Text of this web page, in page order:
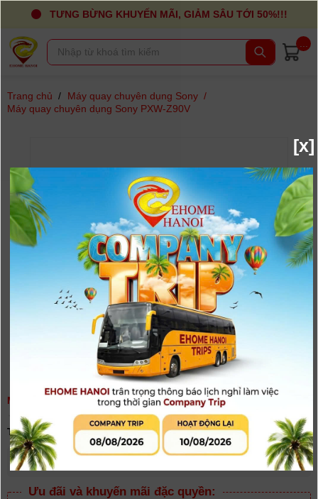
TƯNG BỪNG KHUYẾN MÃI, GIẢM SÂU TỚI 50%!!!
Trang chủ / Máy quay chuyên dụng Sony /
Máy quay chuyên dụng Sony PXW-Z90V
MÁY QUAY CHUYÊN DỤNG SONY PXW-Z90V
(0người đánh giá)
Tình trạng:
Có hàng
Giá khuyến mại: 77.000.000đ
Ưu đãi và khuyến mãi đặc quyền:
[x]